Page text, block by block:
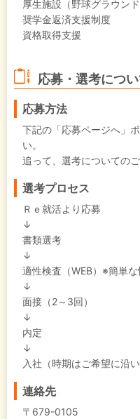
厚生施設（野球グラウン
奨学金返済支援制度
資格取得支援
応募・選考につ
応募方法
下記の「応募ページへ」
い。
追って、選考についての
選考プロセス
Ｒｅ就活より応募
↓
書類選考
↓
適性検査（WEB）※簡単
↓
面接（2～3回）
↓
内定
↓
入社（時期はご希望に沿い
連絡先
〒679-0105